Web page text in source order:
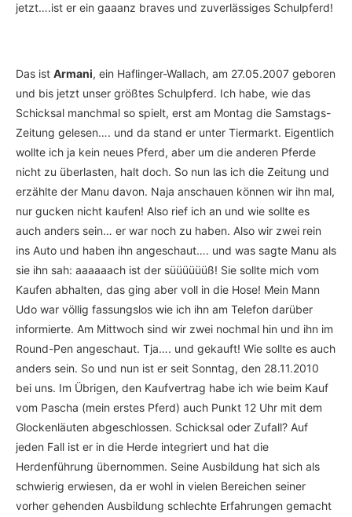
jetzt….ist er ein gaaanz braves und zuverlässiges Schulpferd!
Das ist Armani, ein Haflinger-Wallach, am 27.05.2007 geboren
und bis jetzt unser größtes Schulpferd. Ich habe, wie das
Schicksal manchmal so spielt, erst am Montag die Samstags-
Zeitung gelesen…. und da stand er unter Tiermarkt. Eigentlich
wollte ich ja kein neues Pferd, aber um die anderen Pferde
nicht zu überlasten, halt doch. So nun las ich die Zeitung und
erzählte der Manu davon. Naja anschauen können wir ihn mal,
nur gucken nicht kaufen! Also rief ich an und wie sollte es
auch anders sein… er war noch zu haben. Also wir zwei rein
ins Auto und haben ihn angeschaut…. und was sagte Manu als
sie ihn sah: aaaaaach ist der süüüüüüß! Sie sollte mich vom
Kaufen abhalten, das ging aber voll in die Hose! Mein Mann
Udo war völlig fassungslos wie ich ihn am Telefon darüber
informierte. Am Mittwoch sind wir zwei nochmal hin und ihn im
Round-Pen angeschaut. Tja…. und gekauft! Wie sollte es auch
anders sein. So und nun ist er seit Sonntag, den 28.11.2010
bei uns. Im Übrigen, den Kaufvertrag habe ich wie beim Kauf
vom Pascha (mein erstes Pferd) auch Punkt 12 Uhr mit dem
Glockenläuten abgeschlossen. Schicksal oder Zufall? Auf
jeden Fall ist er in die Herde integriert und hat die
Herdenführung übernommen. Seine Ausbildung hat sich als
schwierig erwiesen, da er wohl in vielen Bereichen seiner
vorher gehenden Ausbildung schlechte Erfahrungen gemacht